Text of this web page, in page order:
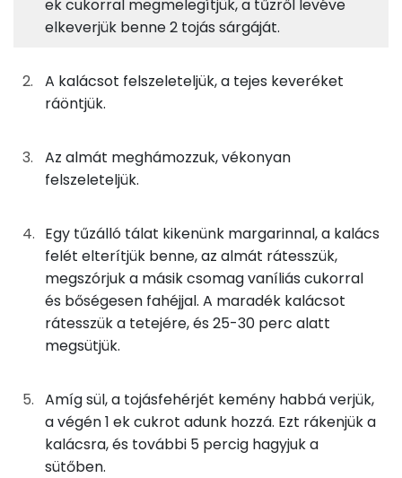
100gtej
5gporcukor
2g citromhéj
1 kcal
28g tojás
35 kcal
125galma
59 kcal
0gfahéj
Összesen 511 kcal
TOP ásványi anyagok
Kálcium
Szelén
Magnézium
TOP vitaminok
C vitamin:
Niacin - B3 vitamin:
ek cukorral megmelegítjük, a tűzről levéve
elkeverjük benne 2 tojás sárgáját.
A kalácsot felszeleteljük, a tejes keveréket
ráöntjük.
Az almát meghámozzuk, vékonyan
felszeleteljük.
Egy tűzálló tálat kikenünk margarinnal, a kalács
felét elterítjük benne, az almát rátesszük,
megszórjuk a másik csomag vaníliás cukorral
és bőségesen fahéjjal. A maradék kalácsot
rátesszük a tetejére, és 25-30 perc alatt
megsütjük.
Amíg sül, a tojásfehérjét kemény habbá verjük,
a végén 1 ek cukrot adunk hozzá. Ezt rákenjük a
kalácsra, és további 5 percig hagyjuk a
sütőben.